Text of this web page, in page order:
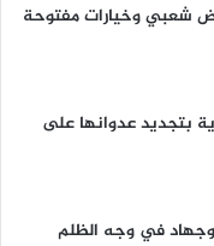
شعبي وخيارات مفتوحة
بتجديد عدوانها على
وجهاد في وجه الظلم